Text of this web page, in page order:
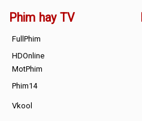
Phim hay TV
FullPhim
HDOnline
MotPhim
Phim14
Vkool